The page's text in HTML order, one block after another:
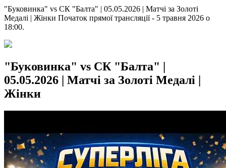
"Буковинка" vs СК "Балта" | 05.05.2026 | Матчі за Золоті
Медалі | Жінки Початок прямої трансляції - 5 травня 2026 о
18:00.
"Буковинка" vs СК "Балта" |
05.05.2026 | Матчі за Золоті Медалі |
Жінки